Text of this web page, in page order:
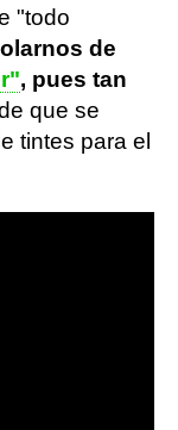
"todo
de
, pues tan
que se
tintes para el